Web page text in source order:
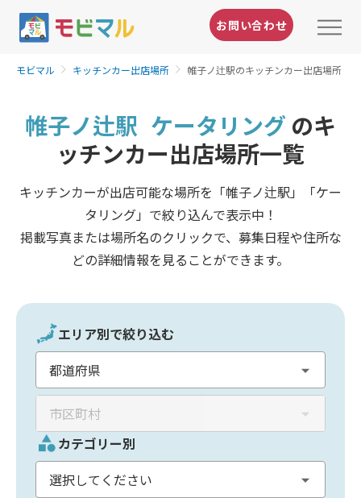
お問い合わせ
モビマル キッチンカー出店場所 帷子ノ辻駅のキッチンカー出店場所
帷子ノ辻駅 ケータリング のキ
ッチンカー出店場所一覧
キッチンカーが出店可能な場所を「帷子ノ辻駅」「ケー
タリング」で絞り込んで表示中！
掲載写真または場所名のクリックで、募集日程や住所な
どの詳細情報を見ることができます。
エリア別で絞り込む
カテゴリー別